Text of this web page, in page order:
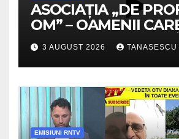
ASOCIAȚIA „DE
OM” – OAMENII
VALOARE
SECRETELE
/VIDEO
3 AUGUST 2026 TANASESCU
EMISIUNI RNTV